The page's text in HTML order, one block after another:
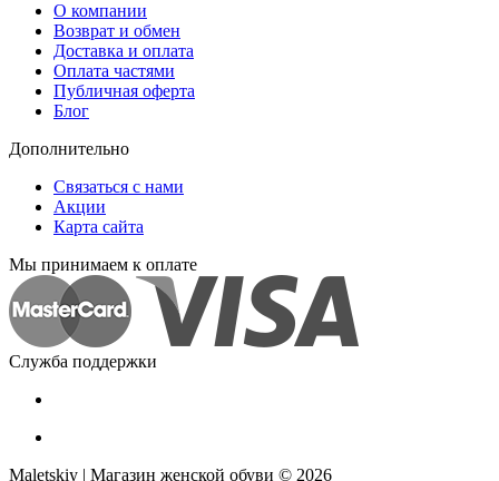
О компании
Возврат и обмен
Доставка и оплата
Оплата частями
Публичная оферта
Блог
Дополнительно
Связаться с нами
Акции
Карта сайта
Мы принимаем к оплате
Служба поддержки
Maletskiy | Магазин женской обуви © 2026